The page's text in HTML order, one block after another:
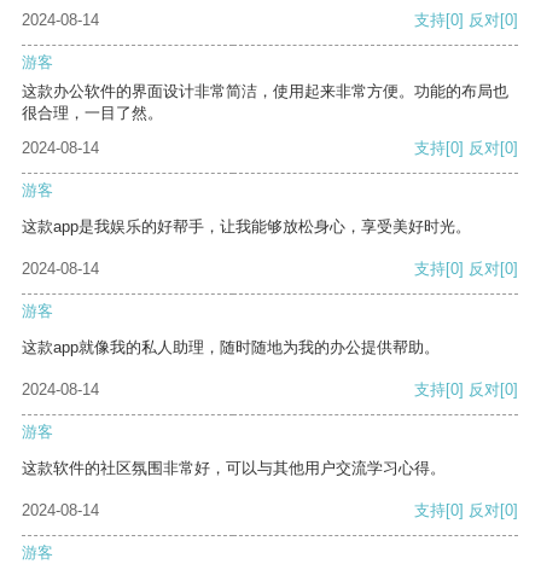
2024-08-14 支持[0] 反对[0]
游客
这款办公软件的界面设计非常简洁，使用起来非常方便。功能的布局也
很合理，一目了然。
2024-08-14
支持[0] 反对[0]
游客
这款app是我娱乐的好帮手，让我能够放松身心，享受美好时光。
2024-08-14 支持[0] 反对[0]
游客
这款app就像我的私人助理，随时随地为我的办公提供帮助。
2024-08-14 支持[0] 反对[0]
游客
这款软件的社区氛围非常好，可以与其他用户交流学习心得。
2024-08-14 支持[0] 反对[0]
游客